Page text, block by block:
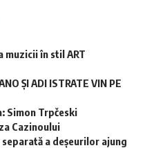
în stil ART
ȘI ADI ISTRATE VIN PE
Simon Trpčeski
Cazinoului
a deșeurilor ajung